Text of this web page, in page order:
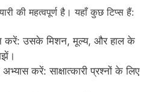
की महत्वपूर्ण है। यहाँ कुछ टिप्स हैं:
करें: उसके मिशन, मूल्य, और हाल के
अभ्यास करें: साक्षात्कारी प्रश्नों के लिए